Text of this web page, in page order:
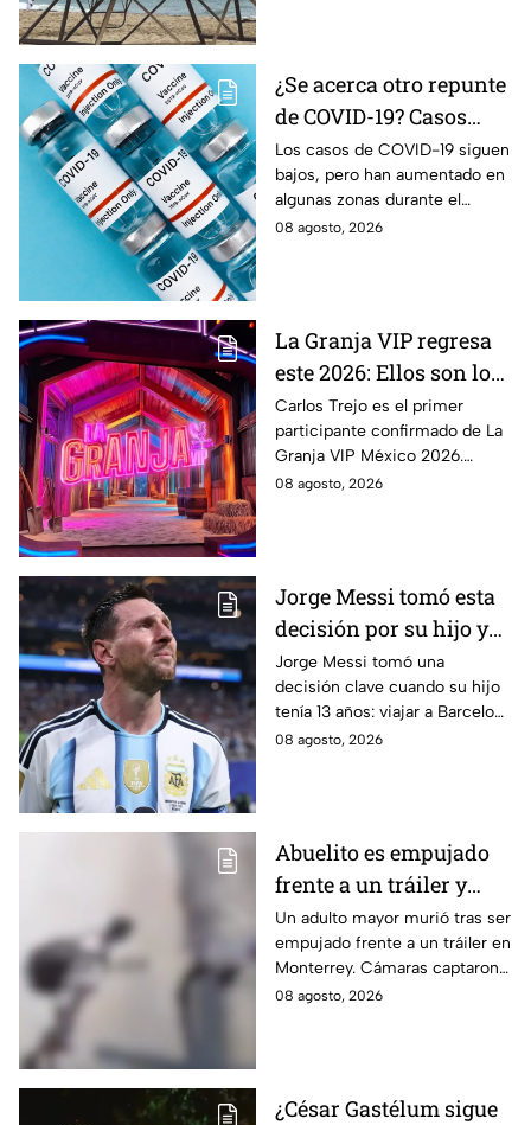
¿Se acerca otro repunte
de COVID-19? Casos
aumentan en estas
zonas
Los casos de COVID-19 siguen
bajos, pero han aumentado en
algunas zonas durante el
verano. Conoce qué estados
08 agosto, 2026
La Granja VIP regresa
este 2026: Ellos son los
famosos confirmados
hasta ahora
Carlos Trejo es el primer
participante confirmado de La
Granja VIP México 2026.
Conoce quiénes más se
08 agosto, 2026
Jorge Messi tomó esta
decisión por su hijo y
terminó cambiando la
historia del fútbol
Jorge Messi tomó una
decisión clave cuando su hijo
tenía 13 años: viajar a Barcelona
para buscar oportunidades
08 agosto, 2026
Abuelito es empujado
frente a un tráiler y
muere atropellado; el
agresor escapó |
IMÁGENES SENSIBLES
Un adulto mayor murió tras ser
empujado frente a un tráiler en
Monterrey. Cámaras captaron
el momento y autoridades
08 agosto, 2026
¿César Gastélum sigue